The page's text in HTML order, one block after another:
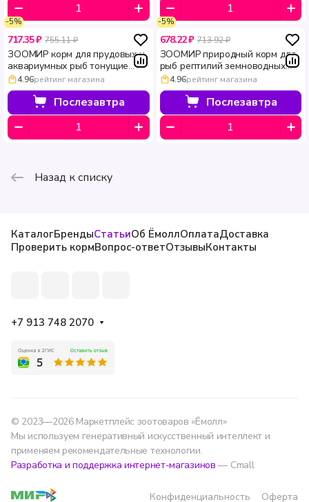
-5%
717.35 ₽ 755.11 ₽
ЗООМИР корм для прудовых и
аквариумных рыб тонущие
гранулы Гран При ведро 1 л
600 г
4.96рейтинг магазина
Послезавтра
-5%
678.22 ₽ 713.92 ₽
ЗООМИР природный корм для
рыб рептилий земноводных
птиц Гаммарус 110 г
4.96рейтинг магазина
Послезавтра
Назад к списку
КаталогБрендыСтатьиОб ЁмоллОплатаДоставка
Проверить кормВопрос-ответОтзывыКонтакты
+7 913 748 2070
© 2023—2026 Маркетплейс зоотоваров «Ёмолл»
Мы используем генеративный искусственный интеллект и
применяем рекомендательные технологии.
Разработка и поддержка интернет-магазинов — Cmall
Конфиденциальность Оферта